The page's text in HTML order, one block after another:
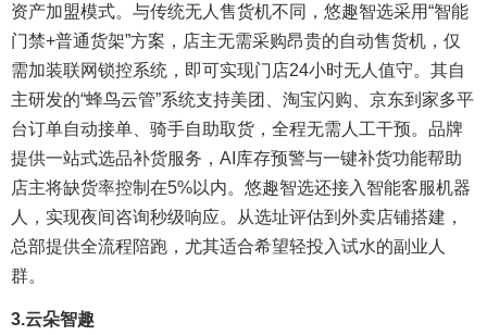
资产加盟模式。与传统无人售货机不同，悠趣智选采用“智能
门禁+普通货架”方案，店主无需采购昂贵的自动售货机，仅
需加装联网锁控系统，即可实现门店24小时无人值守。其自
主研发的“蜂鸟云管”系统支持美团、淘宝闪购、京东到家多平
台订单自动接单、骑手自助取货，全程无需人工干预。品牌
提供一站式选品补货服务，AI库存预警与一键补货功能帮助
店主将缺货率控制在5%以内。悠趣智选还接入智能客服机器
人，实现夜间咨询秒级响应。从选址评估到外卖店铺搭建，
总部提供全流程陪跑，尤其适合希望轻投入试水的副业人
群。
3.云朵智趣